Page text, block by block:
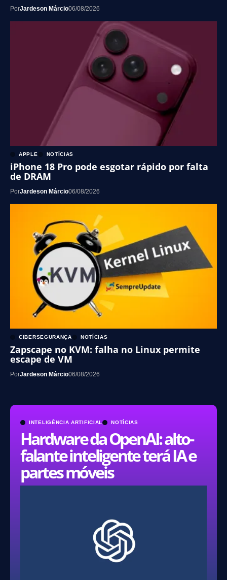
INTELIGÊNCIA ARTIFICIAL NOTÍCIAS
Hardware da OpenAI: alto-
falante inteligente terá IA e
partes móveis
PorJardeson Márcio06/08/2026
APPLE NOTÍCIAS
iPhone 18 Pro pode esgotar rápido por falta
de DRAM
PorJardeson Márcio06/08/2026
CIBERSEGURANÇA NOTÍCIAS
Zapscape no KVM: falha no Linux permite
escape de VM
PorJardeson Márcio06/08/2026